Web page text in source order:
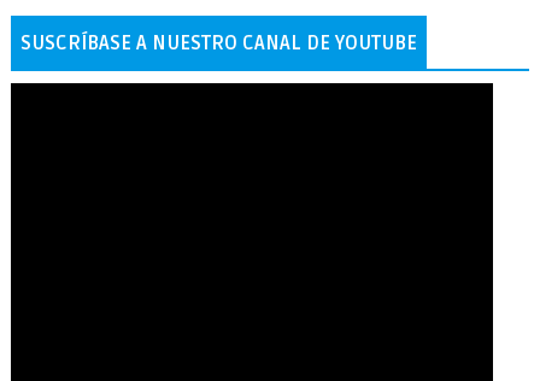
SUSCRÍBASE A NUESTRO CANAL DE YOUTUBE